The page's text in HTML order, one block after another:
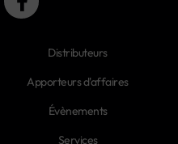
Distributeurs
Apporteurs d'affaires
Évènements
Services